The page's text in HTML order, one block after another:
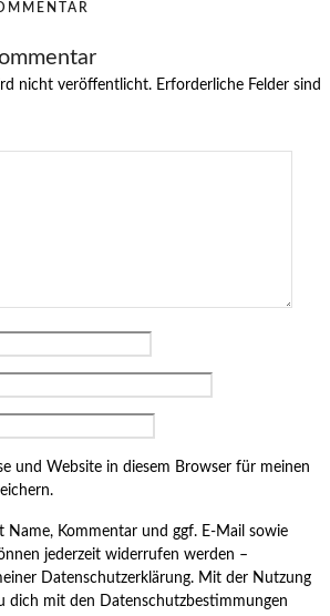
nicht veröffentlicht. Erforderliche Felder sind
und Website in diesem Browser für meinen
Name, Kommentar und ggf. E-Mail sowie
jederzeit widerrufen werden –
Datenschutzerklärung. Mit der Nutzung
dich mit den Datenschutzbestimmungen